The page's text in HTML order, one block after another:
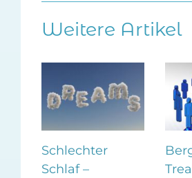
Weitere Artikel
Schlechter
Schlaf –